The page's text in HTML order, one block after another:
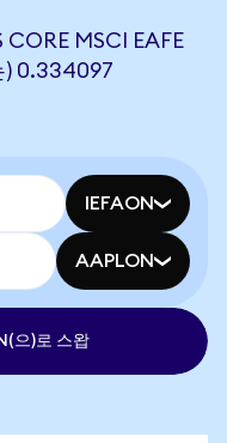
CORE MSCI EAFE
) 0.334097
IEFAON
AAPLON
으)로 스왑